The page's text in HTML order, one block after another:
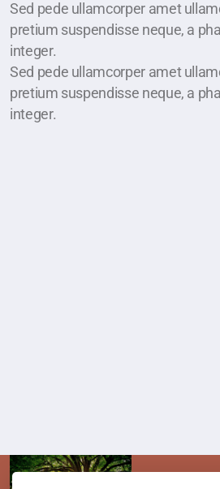
Sed pede ullamcorper amet
pretium suspendisse neque, a
integer.
Sed pede ullamcorper amet
pretium suspendisse neque, a
integer.